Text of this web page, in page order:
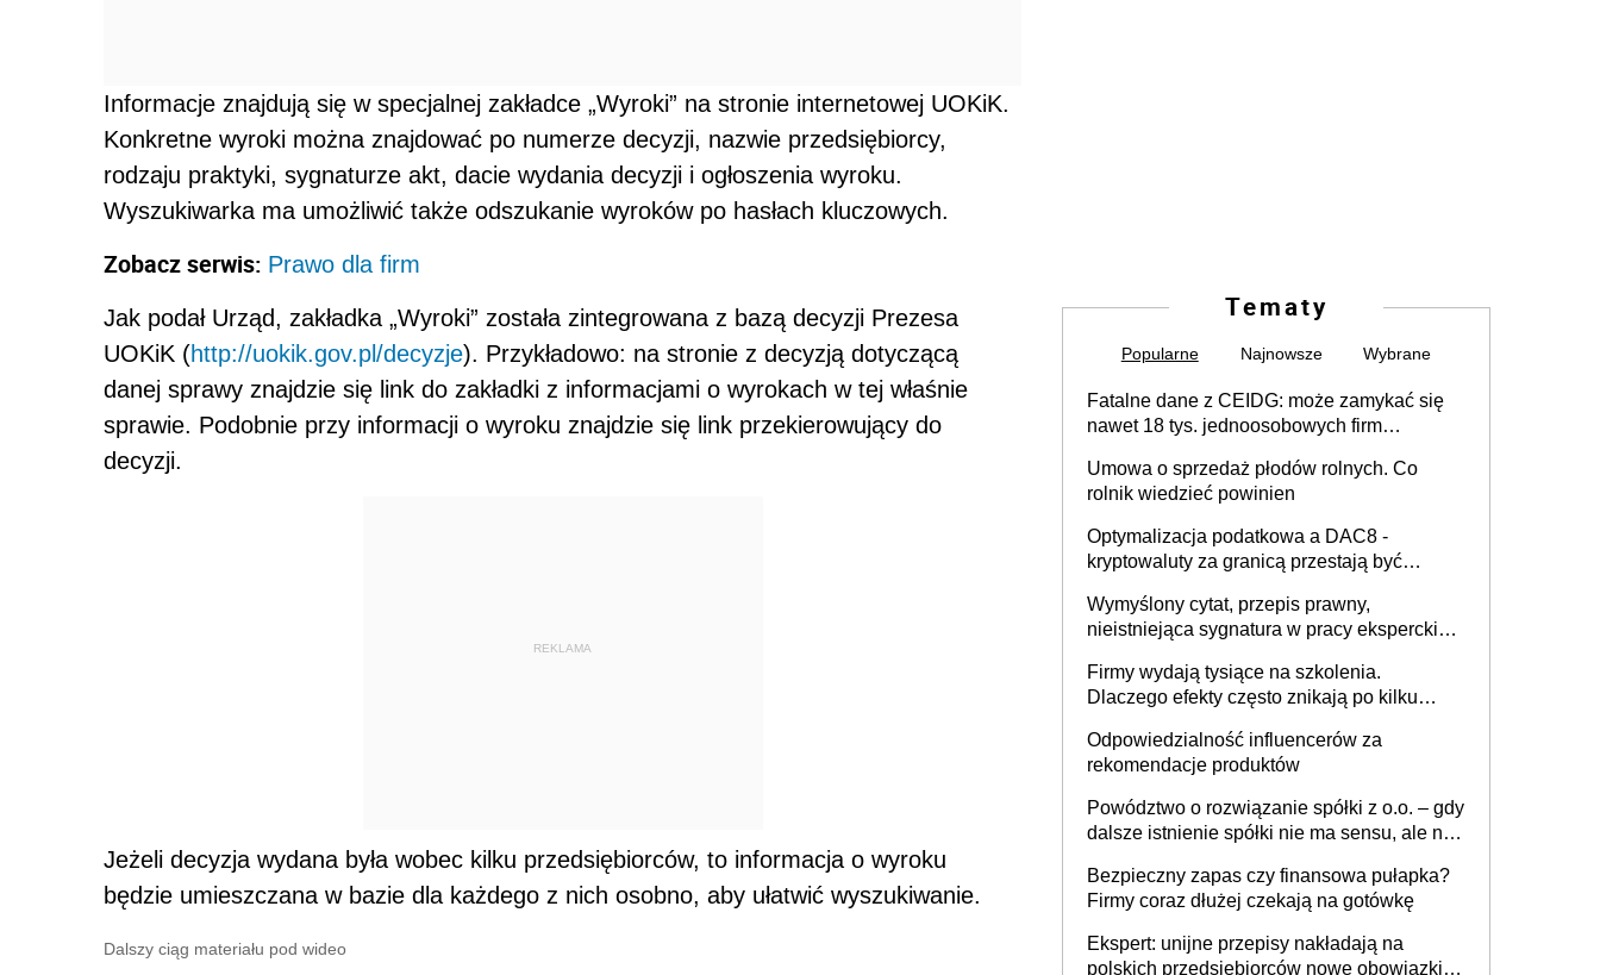
Informacje znajdują się w specjalnej zakładce „Wyroki” na stronie internetowej UOKiK.
Konkretne wyroki można znajdować po numerze decyzji, nazwie przedsiębiorcy,
rodzaju praktyki, sygnaturze akt, dacie wydania decyzji i ogłoszenia wyroku.
Wyszukiwarka ma umożliwić także odszukanie wyroków po hasłach kluczowych.
Zobacz serwis: Prawo dla firm
Jak podał Urząd, zakładka „Wyroki” została zintegrowana z bazą decyzji Prezesa
UOKiK (http://uokik.gov.pl/decyzje). Przykładowo: na stronie z decyzją dotyczącą
danej sprawy znajdzie się link do zakładki z informacjami o wyrokach w tej właśnie
sprawie. Podobnie przy informacji o wyroku znajdzie się link przekierowujący do
decyzji.
REKLAMA
Jeżeli decyzja wydana była wobec kilku przedsiębiorców, to informacja o wyroku
będzie umieszczana w bazie dla każdego z nich osobno, aby ułatwić wyszukiwanie.
Dalszy ciąg materiału pod wideo
Tematy
Popularne Najnowsze Wybrane
Fatalne dane z CEIDG: może zamykać się
nawet 18 tys. jednoosobowych firm
Umowa o sprzedaż płodów rolnych. Co
rolnik wiedzieć powinien
Optymalizacja podatkowa a DAC8 -
kryptowaluty za granicą przestają być
Wymyślony cytat, przepis prawny,
nieistniejąca sygnatura w pracy eksperckiej -
firmie
Firmy wydają tysiące na szkolenia.
Dlaczego efekty często znikają po kilku
Odpowiedzialność influencerów za
rekomendacje produktów
Powództwo o rozwiązanie spółki z o.o. – gdy
dalsze istnienie spółki nie ma sensu, ale nie
Bezpieczny zapas czy finansowa pułapka?
Firmy coraz dłużej czekają na gotówkę
Ekspert: unijne przepisy nakładają na
polskich przedsiębiorców nowe obowiązki w